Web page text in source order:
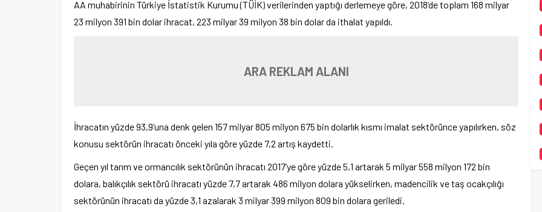
AA muhabirinin Türkiye İstatistik Kurumu (TÜİK) verilerinden yaptığı derlemeye göre, 2018’de toplam 168 milyar
23 milyon 391 bin dolar ihracat, 223 milyar 39 milyon 38 bin dolar da ithalat yapıldı.
ARA REKLAM ALANI
İhracatın yüzde 93,9’una denk gelen 157 milyar 805 milyon 675 bin dolarlık kısmı imalat sektörünce yapılırken, söz
konusu sektörün ihracatı önceki yıla göre yüzde 7,2 artış kaydetti.
Geçen yıl tarım ve ormancılık sektörünün ihracatı 2017’ye göre yüzde 5,1 artarak 5 milyar 558 milyon 172 bin
dolara, balıkçılık sektörü ihracatı yüzde 7,7 artarak 486 milyon dolara yükselirken, madencilik ve taş ocakçılığı
sektörünün ihracatı da yüzde 3,1 azalarak 3 milyar 399 milyon 809 bin dolara geriledi.